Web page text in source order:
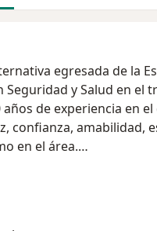
egresada de la
Seguridad y Salud en
en el campo, Mis pacientes
en el área.
y hacerlo de la mejor